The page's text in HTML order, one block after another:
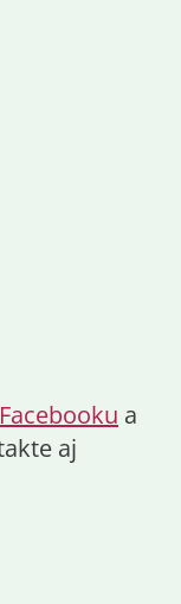
Facebooku a
aj